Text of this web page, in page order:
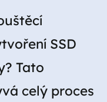
SSD
Tato
celý proces